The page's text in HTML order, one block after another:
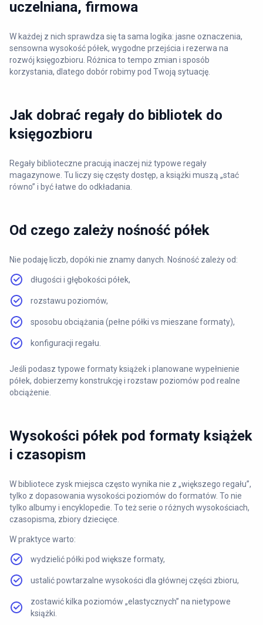
uczelniana, firmowa
W każdej z nich sprawdza się ta sama logika: jasne oznaczenia,
sensowna wysokość półek, wygodne przejścia i rezerwa na
rozwój księgozbioru. Różnica to tempo zmian i sposób
korzystania, dlatego dobór robimy pod Twoją sytuację.
Jak dobrać regały do bibliotek do
księgozbioru
Regały biblioteczne pracują inaczej niż typowe regały
magazynowe. Tu liczy się częsty dostęp, a książki muszą „stać
równo” i być łatwe do odkładania.
Od czego zależy nośność półek
Nie podaję liczb, dopóki nie znamy danych. Nośność zależy od:
długości i głębokości półek,
rozstawu poziomów,
sposobu obciążania (pełne półki vs mieszane formaty),
konfiguracji regału.
Jeśli podasz typowe formaty książek i planowane wypełnienie
półek, dobierzemy konstrukcję i rozstaw poziomów pod realne
obciążenie.
Wysokości półek pod formaty książek
i czasopism
W bibliotece zysk miejsca często wynika nie z „większego regału”,
tylko z dopasowania wysokości poziomów do formatów. To nie
tylko albumy i encyklopedie. To też serie o różnych wysokościach,
czasopisma, zbiory dziecięce.
W praktyce warto:
wydzielić półki pod większe formaty,
ustalić powtarzalne wysokości dla głównej części zbioru,
zostawić kilka poziomów „elastycznych” na nietypowe
książki.